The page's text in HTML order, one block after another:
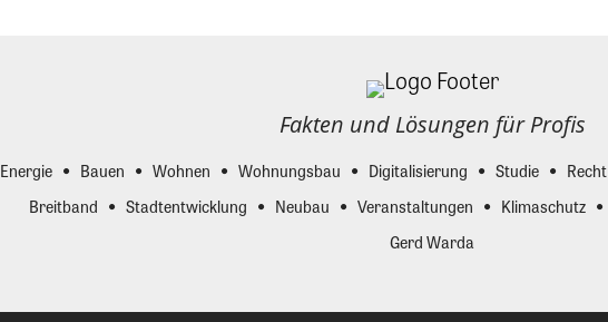
Fakten und Lösungen für Profis
Energie Bauen Wohnen Wohnungsbau Digitalisierung Studie Recht
Breitband
Stadtentwicklung Neubau Veranstaltungen Klimaschutz
Gerd Warda